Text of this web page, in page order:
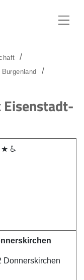
★ ♿
Donnerskirchen